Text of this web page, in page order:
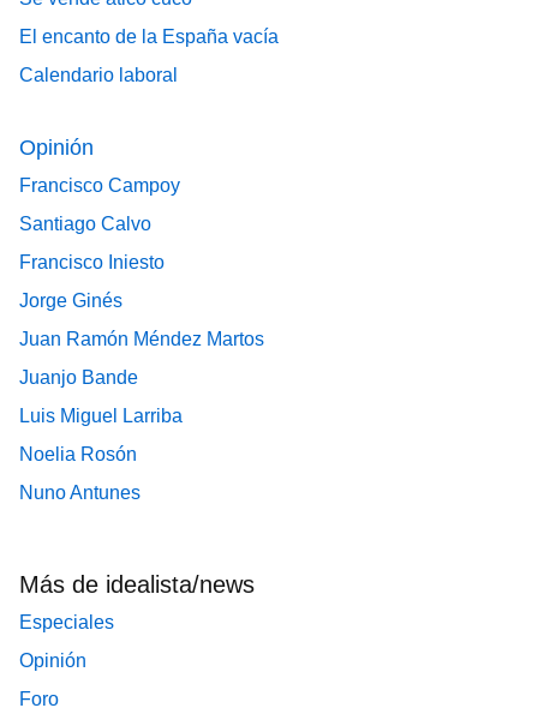
El encanto de la España vacía
Calendario laboral
Opinión
Francisco Campoy
Santiago Calvo
Francisco Iniesto
Jorge Ginés
Juan Ramón Méndez Martos
Juanjo Bande
Luis Miguel Larriba
Noelia Rosón
Nuno Antunes
Más de idealista/news
Especiales
Opinión
Foro